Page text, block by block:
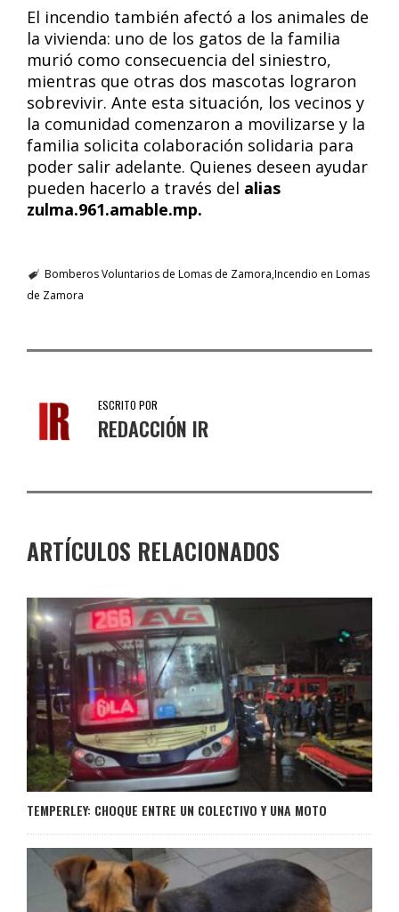
El incendio también afectó a los animales de
la vivienda: uno de los gatos de la familia
murió como consecuencia del siniestro,
mientras que otras dos mascotas lograron
sobrevivir. Ante esta situación, los vecinos y
la comunidad comenzaron a movilizarse y la
familia solicita colaboración solidaria para
poder salir adelante. Quienes deseen ayudar
pueden hacerlo a través del alias
zulma.961.amable.mp.
Bomberos Voluntarios de Lomas de Zamora Incendio en Lomas
de Zamora
ESCRITO POR
REDACCIÓN IR
ARTÍCULOS RELACIONADOS
TEMPERLEY: CHOQUE ENTRE UN COLECTIVO Y UNA MOTO